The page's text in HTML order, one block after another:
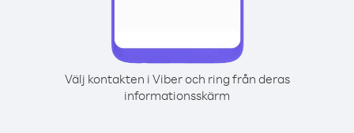
Välj kontakten i Viber och ring från deras
informationsskärm